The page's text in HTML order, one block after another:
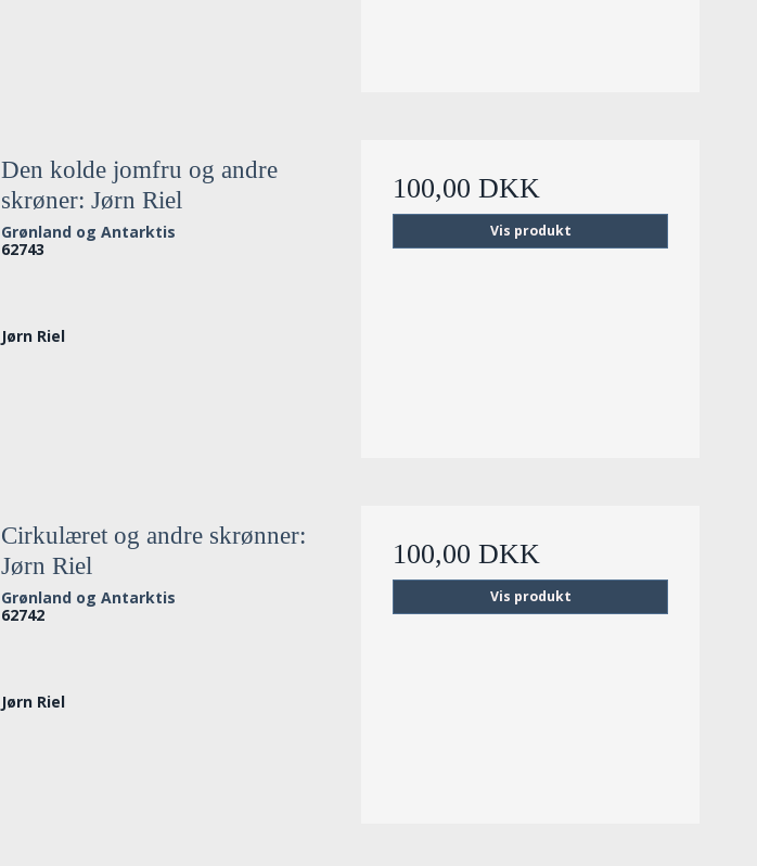
Den kolde jomfru og andre
skrøner: Jørn Riel
Grønland og Antarktis
62743
Jørn Riel
100,00 DKK
Vis produkt
Cirkulæret og andre skrønner:
Jørn Riel
Grønland og Antarktis
62742
Jørn Riel
100,00 DKK
Vis produkt